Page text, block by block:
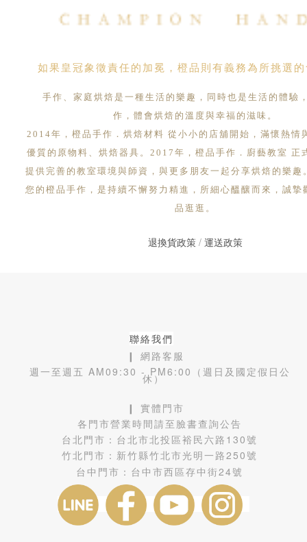
如果皇冠象徵責任的加冕，橙品則有義務為所挑選
手作、家庭烘焙是一種生活的樂趣，同時也是生活的體驗
作，體會烘焙的溫度與幸福的滋味。
2014年，橙品手作．烘焙材料 從小小的店舖開始，滿懷熱情
優質的原物料、烘焙器具。2017年，橙品手作．廚藝教室 正
提供完善的教室環境與師資，與更多朋友一起分享烘焙的樂趣
您的橙品手作，是持續不懈努力精進，所細心醞釀而來，誠摯
品逛逛。
退換貨政策/ 運送政策
聯絡我們
❙ 網路客服
週一至週五 AM09:30 - PM6:00（週日及國定假日公
休）
❙ 實體門市
各門市營業時間請至臉書查詢公告
台北門市： 台北市北投區裕民六路130號
竹北門市： 新竹縣竹北市光明一路250號
台中門市： 台中市西區存中街24號